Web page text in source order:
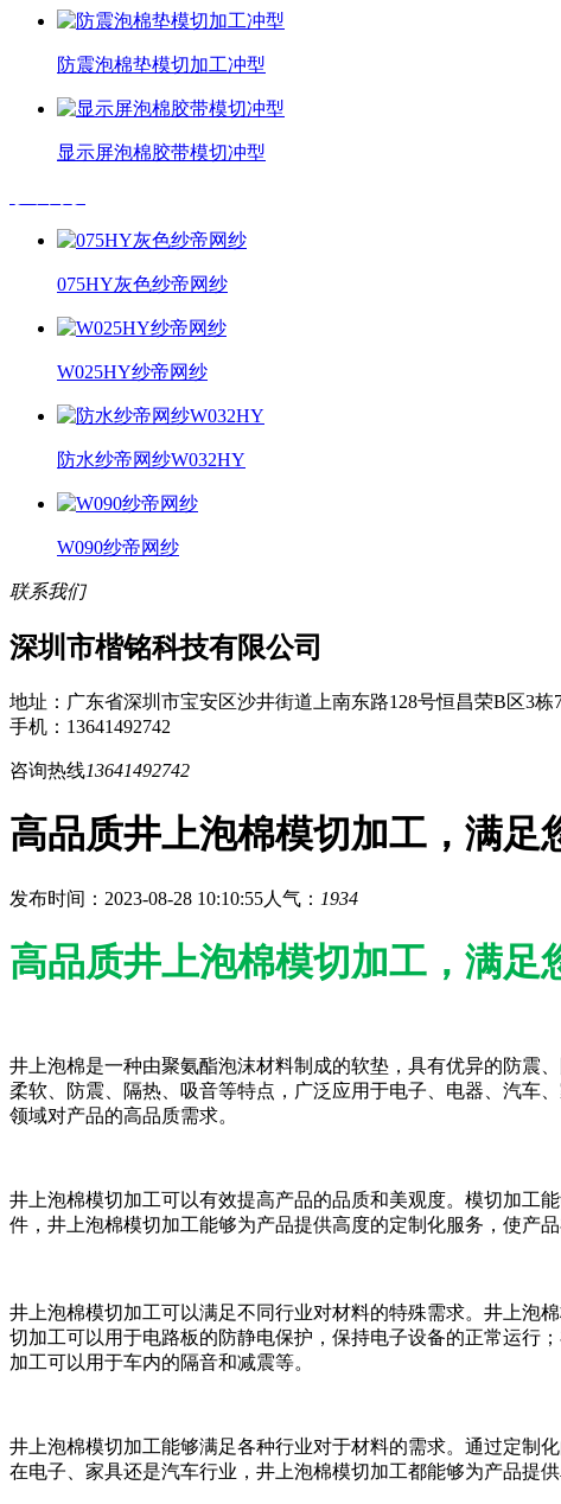
防震泡棉垫模切加工冲型
显示屏泡棉胶带模切冲型
075HY灰色纱帝网纱
W025HY纱帝网纱
防水纱帝网纱W032HY
W090纱帝网纱
联系我们
深圳市楷铭科技有限公司
地址：广东省深圳市宝安区沙井街道上南东路128号恒昌荣B区3栋
手机：13641492742
咨询热线13641492742
高品质井上泡棉模切加工，满足
发布时间：2023-08-28 10:10:55人气： 1934
高品质井上泡棉模切加工，满足
井上泡棉是一种由聚氨酯泡沫材料制成的软垫，具有优异的防震
柔软、防震、隔热、吸音等特点，广泛应用于电子、电器、汽车
领域对产品的高品质需求。
井上泡棉模切加工可以有效提高产品的品质和美观度。模切加工
件，井上泡棉模切加工能够为产品提供高度的定制化服务，使产
井上泡棉模切加工可以满足不同行业对材料的特殊需求。井上泡
切加工可以用于电路板的防静电保护，保持电子设备的正常运行
加工可以用于车内的隔音和减震等。
井上泡棉模切加工能够满足各种行业对于材料的需求。通过定制
在电子、家具还是汽车行业，井上泡棉模切加工都能够为产品提